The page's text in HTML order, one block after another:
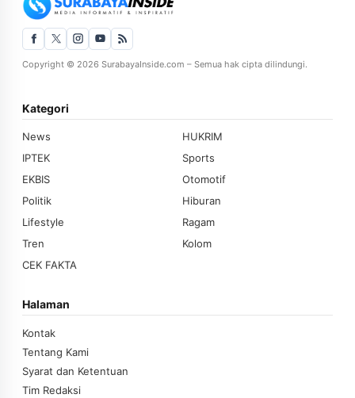
Copyright © 2026 SurabayaInside.com – Semua hak cipta dilindungi.
Kategori
News
HUKRIM
IPTEK
Sports
EKBIS
Otomotif
Politik
Hiburan
Lifestyle
Ragam
Tren
Kolom
CEK FAKTA
Halaman
Kontak
Tentang Kami
Syarat dan Ketentuan
Tim Redaksi